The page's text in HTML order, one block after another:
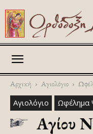
Αρχική Αγιολόγιο
Αγιολόγιο Ωφέλημα
Αγίου